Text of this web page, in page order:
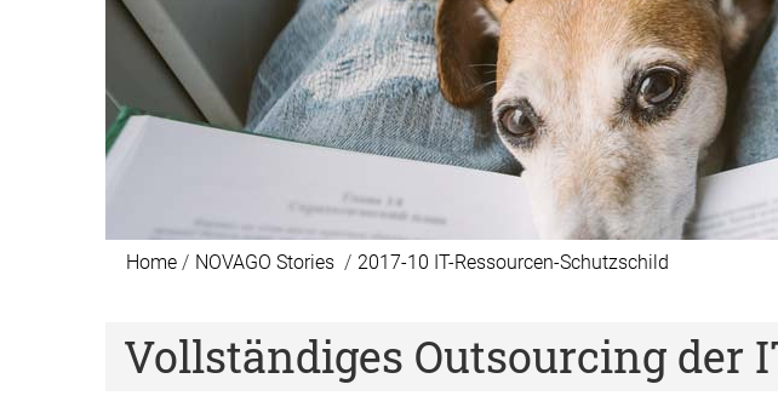
Home NOVAGO Stories 2017-10 IT-Ressourcen-Schutzschild
Vollständiges Outsourcing der